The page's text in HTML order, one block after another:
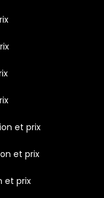
et prix
et prix
et prix